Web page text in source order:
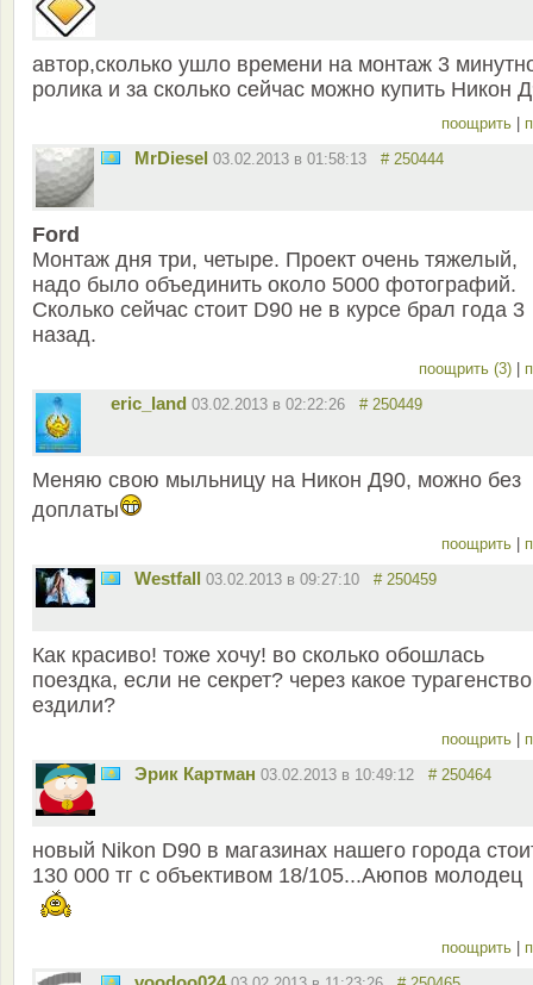
автор,сколько ушло времени на монтаж 3
ролика и за сколько сейчас можно купить Никон
поощрить
MrDiesel 03.02.2013 в 01:58:13 # 250444
Ford
Монтаж дня три, четыре. Проект очень тяжелый,
надо было объединить около 5000 фотографий.
Сколько сейчас стоит D90 не в курсе брал года 3
назад.
поощрить (3)
eric_land 03.02.2013 в 02:22:26 # 250449
Меняю свою мыльницу на Никон Д90, можно без
доплаты
поощрить
Westfall 03.02.2013 в 09:27:10 # 250459
Как красиво! тоже хочу! во сколько обошлась
поездка, если не секрет? через какое турагенство
ездили?
поощрить
Эрик Картман 03.02.2013 в 10:49:12 # 250464
новый Nikon D90 в магазинах нашего города
130 000 тг с объективом 18/105...Аюпов молодец
поощрить